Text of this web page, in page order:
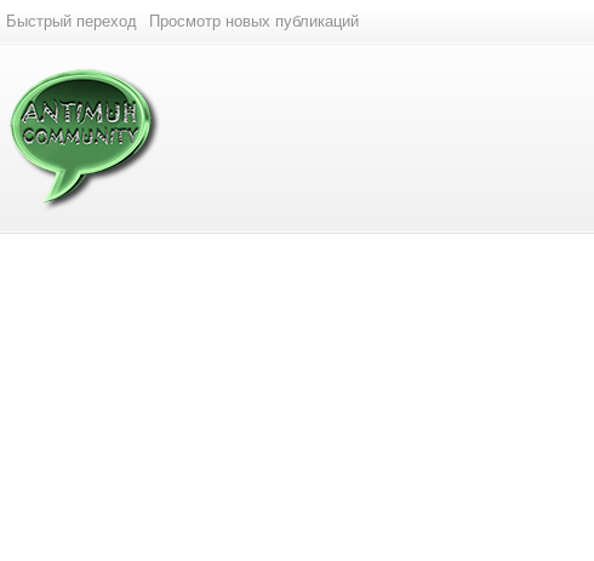
Быстрый переход Просмотр новых публикаций